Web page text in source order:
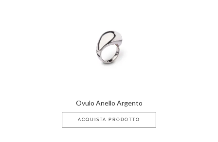
Ovulo Anello Argento
ACQUISTA PRODOTTO